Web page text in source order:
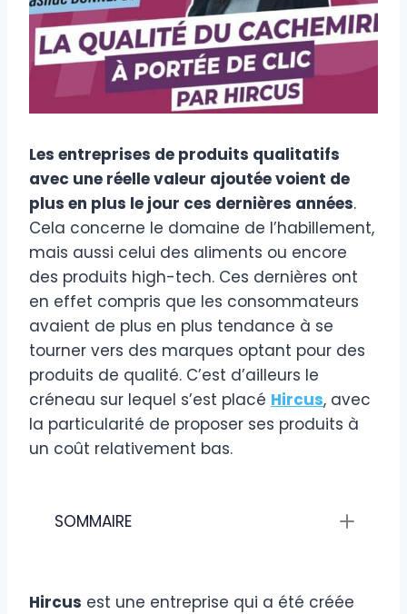
Les entreprises de produits qualitatifs
avec une réelle valeur ajoutée voient de
plus en plus le jour ces dernières années.
Cela concerne le domaine de l’habillement,
mais aussi celui des aliments ou encore
des produits high-tech. Ces dernières ont
en effet compris que les consommateurs
avaient de plus en plus tendance à se
tourner vers des marques optant pour des
produits de qualité. C’est d’ailleurs le
créneau sur lequel s’est placé Hircus, avec
la particularité de proposer ses produits à
un coût relativement bas.
SOMMAIRE
Hircus est une entreprise qui a été créée